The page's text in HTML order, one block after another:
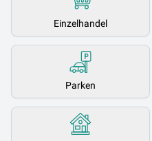
Einzelhandel
Parken